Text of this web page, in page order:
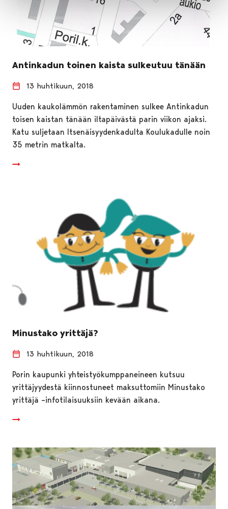
Antinkadun toinen kaista sulkeutuu tänään
13 huhtikuun, 2018
Uuden kaukolämmön rakentaminen sulkee Antinkadun
toisen kaistan tänään iltapäivästä parin viikon ajaksi.
Katu suljetaan Itsenäisyydenkadulta Koulukadulle noin
35 metrin matkalta.
Minustako yrittäjä?
13 huhtikuun, 2018
Porin kaupunki yhteistyökumppaneineen kutsuu
yrittäjyydestä kiinnostuneet maksuttomiin Minustako
yrittäjä –infotilaisuuksiin kevään aikana.